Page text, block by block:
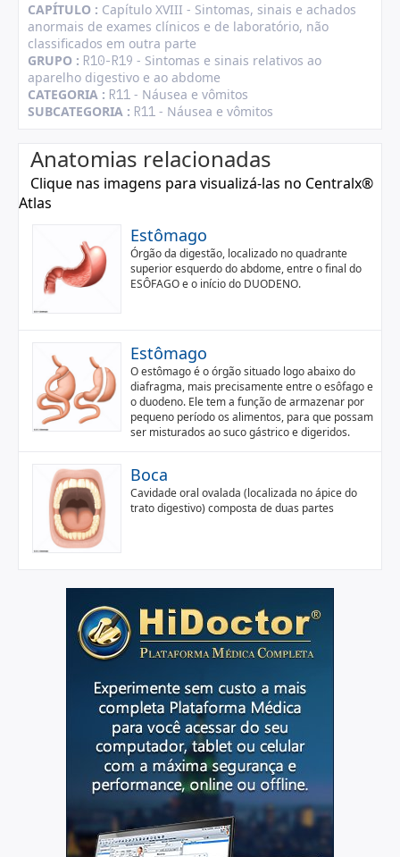
CAPÍTULO : Capítulo XVIII - Sintomas, sinais e achados
anormais de exames clínicos e de laboratório, não
classificados em outra parte
GRUPO : R10-R19 - Sintomas e sinais relativos ao
aparelho digestivo e ao abdome
CATEGORIA : R11 - Náusea e vômitos
SUBCATEGORIA : R11 - Náusea e vômitos
Anatomias relacionadas
Clique nas imagens para visualizá-las no Centralx®
Atlas
Estômago
Órgão da digestão, localizado no quadrante
superior esquerdo do abdome, entre o final do
ESÔFAGO e o início do DUODENO.
Estômago
O estômago é o órgão situado logo abaixo do
diafragma, mais precisamente entre o esôfago e
o duodeno. Ele tem a função de armazenar por
pequeno período os alimentos, para que possam
ser misturados ao suco gástrico e digeridos.
Boca
Cavidade oral ovalada (localizada no ápice do
trato digestivo) composta de duas partes